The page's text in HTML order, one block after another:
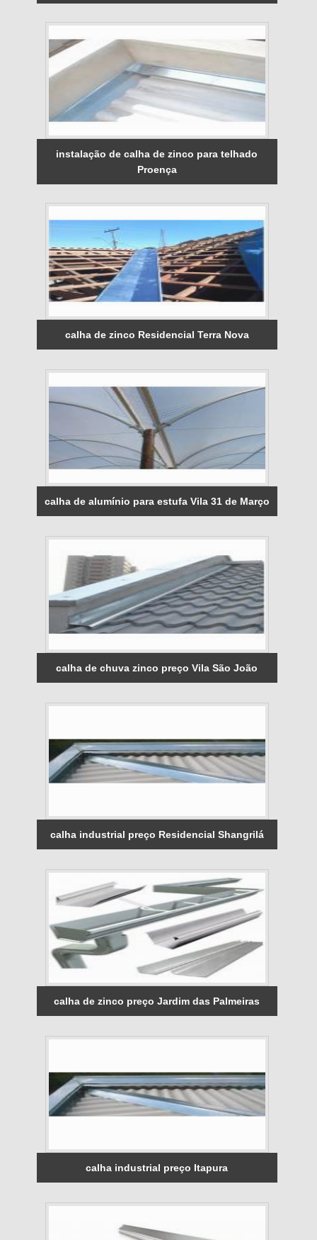
instalação de calha de zinco para telhado
Proença
calha de zinco Residencial Terra Nova
calha de alumínio para estufa Vila 31 de Março
calha de chuva zinco preço Vila São João
calha industrial preço Residencial Shangrilá
calha de zinco preço Jardim das Palmeiras
calha industrial preço Itapura